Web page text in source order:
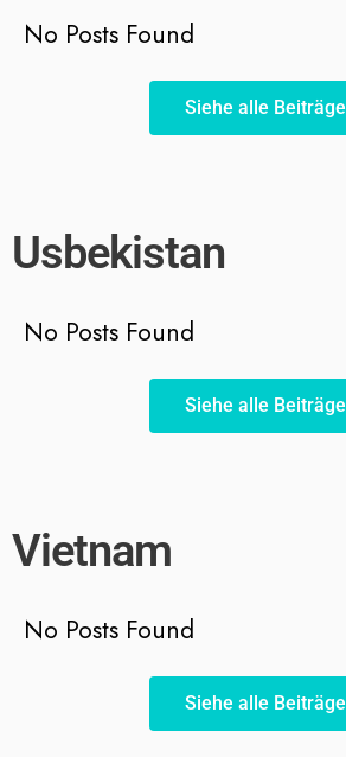
No Posts Found
Siehe alle Beiträge
Usbekistan
No Posts Found
Siehe alle Beiträge
Vietnam
No Posts Found
Siehe alle Beiträge